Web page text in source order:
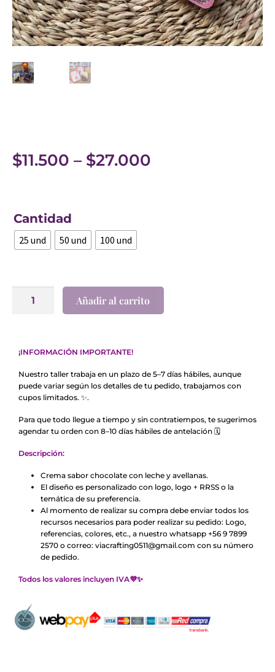
$11.500 – $27.000
Cantidad
25 und 50 und 100 und
Añadir al carrito
¡INFORMACIÓN IMPORTANTE!
Nuestro taller trabaja en un plazo de 5–7 días hábiles, aunque
puede variar según los detalles de tu pedido, trabajamos con
cupos limitados. ✨.
Para que todo llegue a tiempo y sin contratiempos, te sugerimos
agendar tu orden con 8–10 días hábiles de antelación 🗓️
Descripción:
Crema sabor chocolate con leche y avellanas.
El diseño es personalizado con logo, logo + RRSS o la
temática de su preferencia.
Al momento de realizar su compra debe enviar todos los
recursos necesarios para poder realizar su pedido: Logo,
referencias, colores, etc., a nuestro whatsapp +56 9 7899
2570 o correo: viacrafting0511@gmail.com con su número
de pedido.
Todos los valores incluyen IVA💜✨